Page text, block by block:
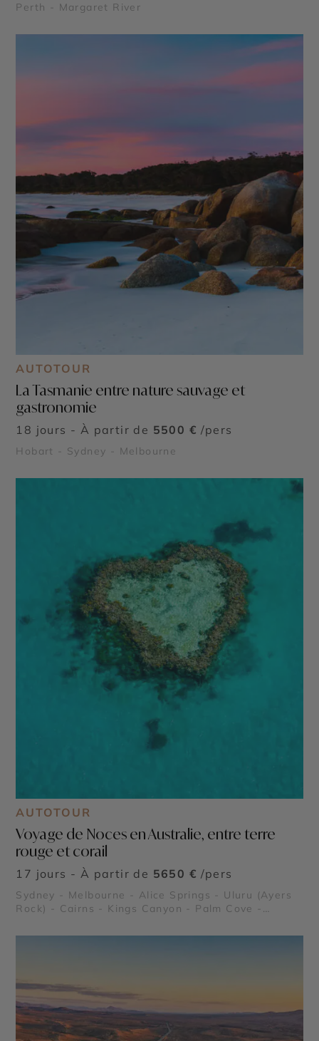
Perth - Margaret River
AUTOTOUR
La Tasmanie entre nature sauvage et
gastronomie
18 jours - À partir de 5500 € /pers
Hobart - Sydney - Melbourne
AUTOTOUR
Voyage de Noces en Australie, entre terre
rouge et corail
17 jours - À partir de 5650 € /pers
Sydney - Melbourne - Alice Springs - Uluru (Ayers
Rock) - Cairns - Kings Canyon - Palm Cove -
Daintree - Fitzroy Island - Hamilton Island -